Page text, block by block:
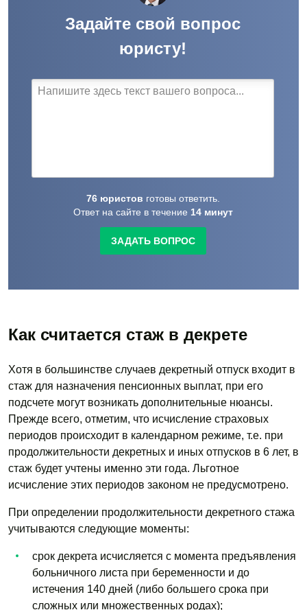
Задайте свой вопрос
юристу!
76 юристов готовы ответить.
Ответ на сайте в течение 14 минут
ЗАДАТЬ ВОПРОС
Как считается стаж в декрете
Хотя в большинстве случаев декретный отпуск входит в
стаж для назначения пенсионных выплат, при его
подсчете могут возникать дополнительные нюансы.
Прежде всего, отметим, что исчисление страховых
периодов происходит в календарном режиме, т.е. при
продолжительности декретных и иных отпусков в 6 лет, в
стаж будет учтены именно эти года. Льготное
исчисление этих периодов законом не предусмотрено.
При определении продолжительности декретного стажа
учитываются следующие моменты:
срок декрета исчисляется с момента предъявления
больничного листа при беременности и до
истечения 140 дней (либо большего срока при
сложных или множественных родах);